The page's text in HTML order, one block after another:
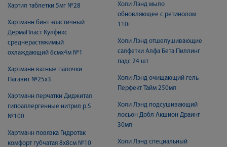
Хартил таблетки 5мг №28
Хартманн бинт эластичный
ДермаПласт Кулфикс
среднерастяжимый
охлаждающий 6смх4м №1
Хартманн ватные палочки
Пагавит №25х3
Хартманн перчатки Диджитал
гипоаллергенные нитрил р.S
№100
Хартманн повязка Гидротак
комфорт губчатая 8х8см №10
Холи Лэнд мыло
обновляющее с ретинолом
110г
Холи Лэнд отшелушивающие
салфетки Алфа Бета Пиллинг
падс 24 шт
Холи Лэнд очищающий гель
Перфект Тайм 250мл
Холи Лэнд подсушивающий
лосьон Добл Акшион Драинг
30мл
Холи Лэнд специальный